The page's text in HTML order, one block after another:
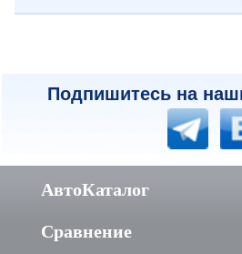
Подпишитесь на
АвтоКаталог
Сравнение